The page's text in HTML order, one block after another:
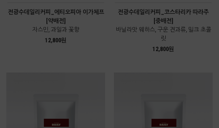
전광수데일리커피_에티오피아 이가체프
[약배전]
자스민, 과일과 꽃향
12,800원
전광수데일리커피_코스타리카 따라주
[중배전]
바닐라맛 웨하스, 구운 견과류, 밀크 초콜
릿
12,800원